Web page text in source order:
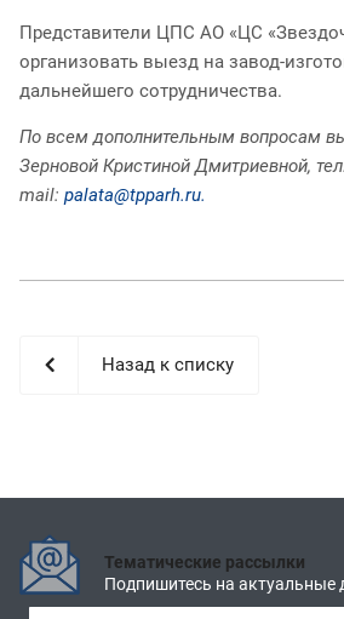
Представители ЦПС АО «ЦС
организовать выезд на завод-
дальнейшего сотрудничества.
По всем дополнительным вопросам
Зерновой Кристиной Дмитриевной,
mail: palata@tpparh.ru.
Назад к списку
Тематические рассылки
Подпишитесь на актуальные